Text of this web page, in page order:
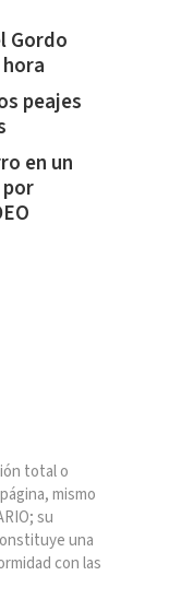
Gordo
peajes
en un
total o
mismo
su
una
con las